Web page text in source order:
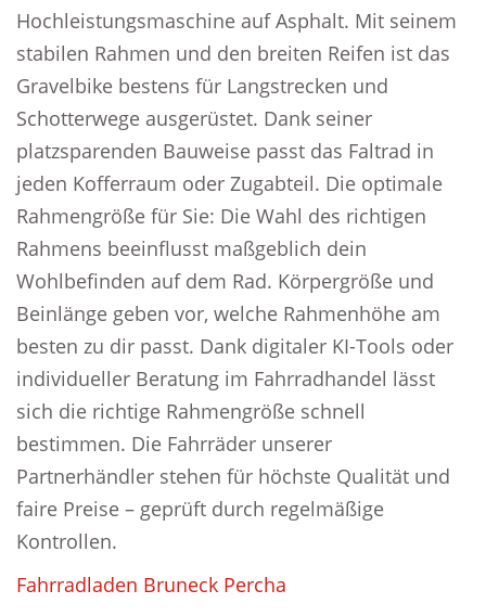
Hochleistungsmaschine auf Asphalt. Mit seinem
stabilen Rahmen und den breiten Reifen ist das
Gravelbike bestens für Langstrecken und
Schotterwege ausgerüstet. Dank seiner
platzsparenden Bauweise passt das Faltrad in
jeden Kofferraum oder Zugabteil. Die optimale
Rahmengröße für Sie: Die Wahl des richtigen
Rahmens beeinflusst maßgeblich dein
Wohlbefinden auf dem Rad. Körpergröße und
Beinlänge geben vor, welche Rahmenhöhe am
besten zu dir passt. Dank digitaler KI-Tools oder
individueller Beratung im Fahrradhandel lässt
sich die richtige Rahmengröße schnell
bestimmen. Die Fahrräder unserer
Partnerhändler stehen für höchste Qualität und
faire Preise – geprüft durch regelmäßige
Kontrollen.
Fahrradladen Bruneck Percha